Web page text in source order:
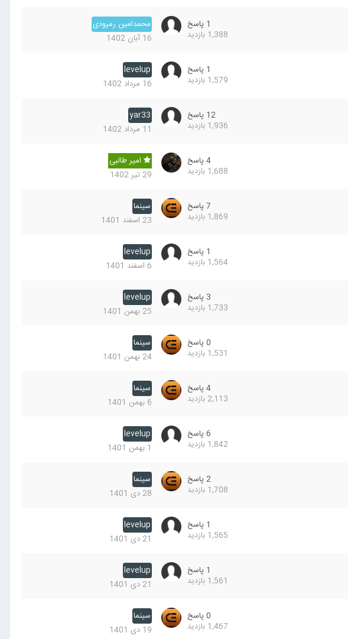
1 پاسخ
1,388 بازدید
محمدامین رمرودی
16 آبان 1402
1 پاسخ
1,579 بازدید
levelup
16 مرداد 1402
12 پاسخ
1,936 بازدید
yar33
11 مرداد 1402
4 پاسخ
1,688 بازدید
امیر طالبی
29 تیر 1402
7 پاسخ
1,869 بازدید
سینما
23 اسفند 1401
1 پاسخ
1,564 بازدید
levelup
6 اسفند 1401
3 پاسخ
1,733 بازدید
levelup
25 بهمن 1401
0 پاسخ
1,531 بازدید
سینما
24 بهمن 1401
4 پاسخ
2,113 بازدید
سینما
6 بهمن 1401
6 پاسخ
1,842 بازدید
levelup
1 بهمن 1401
2 پاسخ
1,708 بازدید
سینما
28 دی 1401
1 پاسخ
1,565 بازدید
levelup
21 دی 1401
1 پاسخ
1,561 بازدید
levelup
21 دی 1401
0 پاسخ
1,467 بازدید
سینما
19 دی 1401